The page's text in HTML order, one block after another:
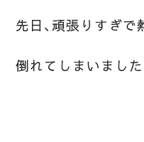
先日、頑張りすぎ
倒れてしまいました